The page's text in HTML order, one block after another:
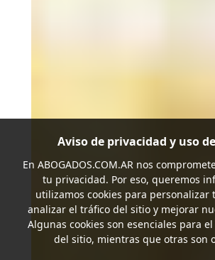
Aviso de privacidad y uso
En ABOGADOS.COM.ARnos
tu privacidad. Por eso, queremos
utilizamos cookies para personalizar
analizar el tráfico del sitio y mejorar
Algunas cookies son esenciales para
del sitio, mientras que otras son